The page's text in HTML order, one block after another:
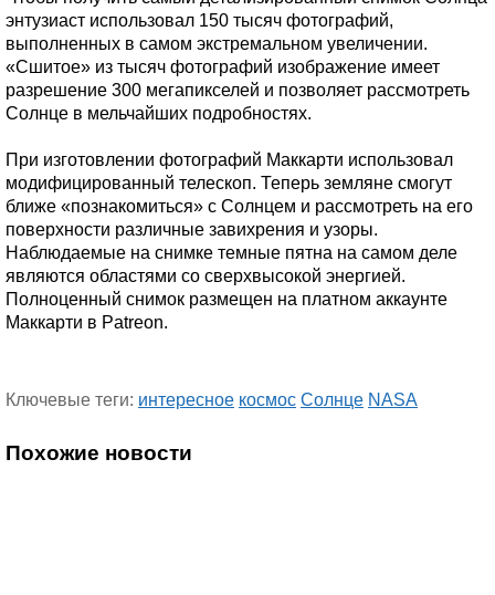
энтузиаст использовал 150 тысяч фотографий,
выполненных в самом экстремальном увеличении.
«Сшитое» из тысяч фотографий изображение имеет
разрешение 300 мегапикселей и позволяет рассмотреть
Солнце в мельчайших подробностях.
При изготовлении фотографий Маккарти использовал
модифицированный телескоп. Теперь земляне смогут
ближе «познакомиться» с Солнцем и рассмотреть на его
поверхности различные завихрения и узоры.
Наблюдаемые на снимке темные пятна на самом деле
являются областями со сверхвысокой энергией.
Полноценный снимок размещен на платном аккаунте
Маккарти в Patreon.
Ключевые теги: интересное космос Солнце NASA
Похожие новости